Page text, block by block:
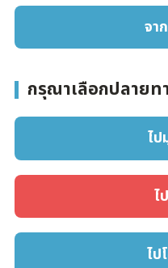
จา
กรุณาเลือกปลายท
ไป
ไ
ไป